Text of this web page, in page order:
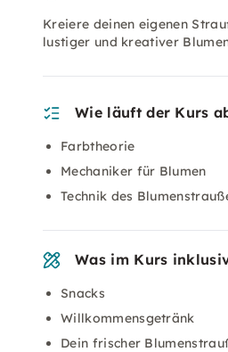
Kreiere deinen eigenen
lustiger und kreativer
Wie läuft der Kurs
Farbtheorie
Mechaniker für Blumen
Technik des
Was im Kurs
Snacks
Willkommensgetränk
Dein frischer